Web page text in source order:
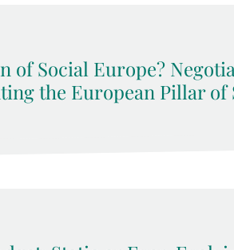
of Social Europe?
the European Pillar of